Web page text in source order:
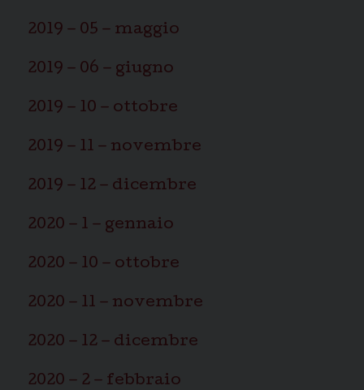
2019 – 05 – maggio
2019 – 06 – giugno
2019 – 10 – ottobre
2019 – 11 – novembre
2019 – 12 – dicembre
2020 – 1 – gennaio
2020 – 10 – ottobre
2020 – 11 – novembre
2020 – 12 – dicembre
2020 – 2 – febbraio